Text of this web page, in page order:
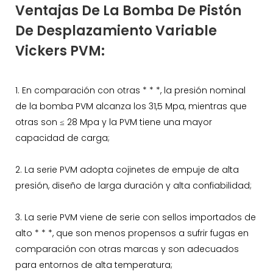
Ventajas De La Bomba De Pistón
De Desplazamiento Variable
Vickers PVM:
1. En comparación con otras * * *, la presión nominal
de la bomba PVM alcanza los 31,5 Mpa, mientras que
otras son ≤ 28 Mpa y la PVM tiene una mayor
capacidad de carga;
2. La serie PVM adopta cojinetes de empuje de alta
presión, diseño de larga duración y alta confiabilidad;
3. La serie PVM viene de serie con sellos importados de
alto * * *, que son menos propensos a sufrir fugas en
comparación con otras marcas y son adecuados
para entornos de alta temperatura;